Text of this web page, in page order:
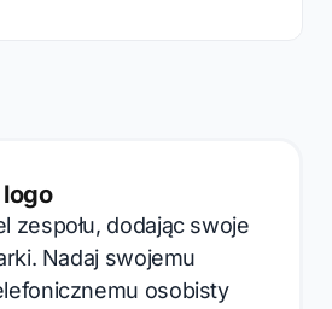
zespołu, dodając swoje
Nadaj swojemu
osobisty